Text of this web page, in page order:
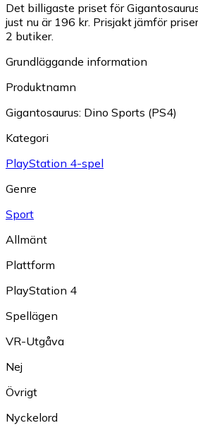
Det billigaste priset för
just nu är 196 kr. Prisjakt jämför
2 butiker.
Grundläggande information
Produktnamn
Gigantosaurus: Dino Sports (PS4)
Kategori
PlayStation 4-spel
Genre
Sport
Allmänt
Plattform
PlayStation 4
Spellägen
VR-Utgåva
Nej
Övrigt
Nyckelord